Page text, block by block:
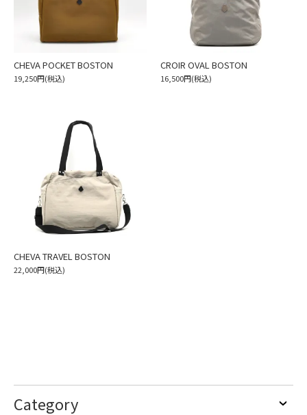
CHEVA POCKET BOSTON
19,250円(税込)
CROIR OVAL BOSTON
16,500円(税込)
CHEVA TRAVEL BOSTON
22,000円(税込)
Category